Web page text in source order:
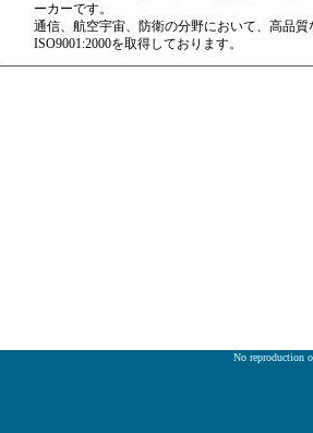
ーカーです。
通信、航空宇宙、防衛の分野において、高品質
ISO9001:2000を取得しております。
No reproduction